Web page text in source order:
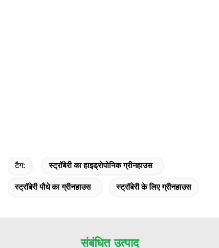
टैग: स्ट्रॉबेरी का हाइड्रोपोनिक ग्रीनहाउस
स्ट्रॉबेरी पौधे का ग्रीनहाउस स्ट्रॉबेरी के लिए ग्रीनहाउस
संबंधित उत्पाद